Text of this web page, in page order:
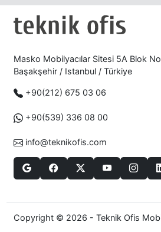
Masko Mobilyacılar Sitesi 5A Blok
Başakşehir / Istanbul / Türkiye
+90(212) 675 03 06
+90(539) 336 08 00
info@teknikofis.com
Copyright © 2026 - Teknik Ofis